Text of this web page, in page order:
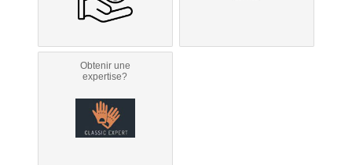
Obtenir une
expertise?